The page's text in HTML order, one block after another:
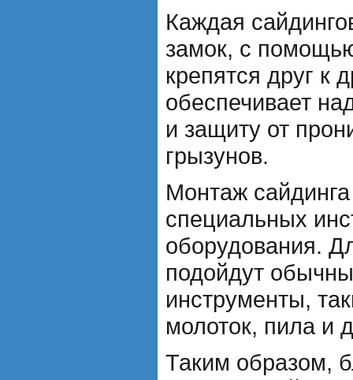
Каждая
замок, с
крепятся друг к
обеспечивает
и защиту от
грызунов.
Монтаж
специальных
оборудования.
подойдут
инструменты,
молоток, пила и
Таким образом,